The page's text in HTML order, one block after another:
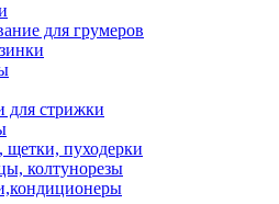
для грумеров
стрижки
щетки, пуходерки
колтунорезы